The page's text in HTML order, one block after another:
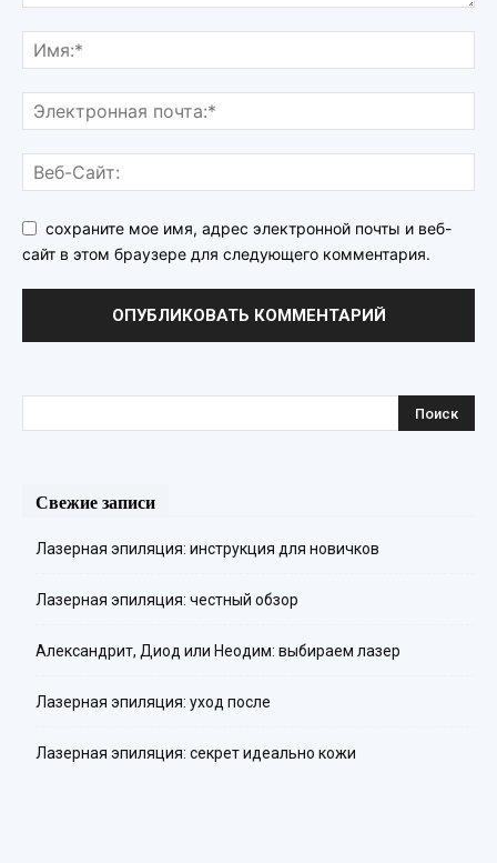
сохраните мое имя, адрес электронной почты и веб-
сайт в этом браузере для следующего комментария.
Свежие записи
Лазерная эпиляция: инструкция для новичков
Лазерная эпиляция: честный обзор
Александрит, Диод или Неодим: выбираем лазер
Лазерная эпиляция: уход после
Лазерная эпиляция: секрет идеально кожи